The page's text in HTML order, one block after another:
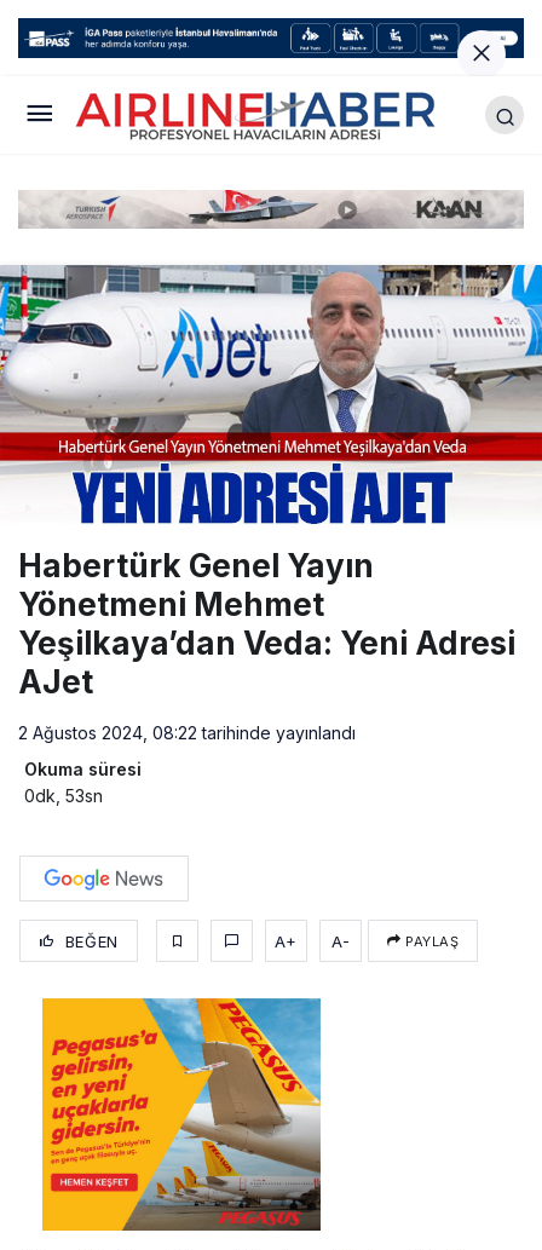
Habertürk Genel Yayın
Yönetmeni Mehmet
Yeşilkaya’dan Veda: Yeni Adresi
AJet
2 Ağustos 2024, 08:22 tarihinde yayınlandı
Okuma süresi
0dk, 53sn
BEĞEN A+ A- PAYLAŞ